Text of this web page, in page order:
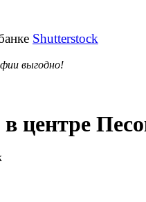
Shutterstock
выгодно!
центре